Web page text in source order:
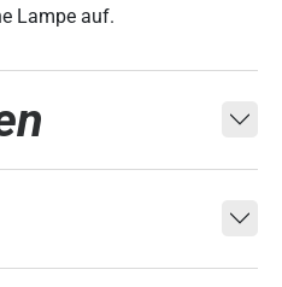
Lampe auf.